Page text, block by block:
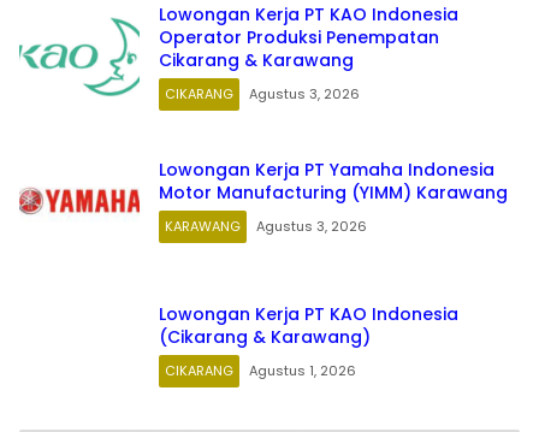
Lowongan Kerja PT KAO Indonesia
Operator Produksi Penempatan
Cikarang & Karawang
CIKARANG Agustus 3, 2026
Lowongan Kerja PT Yamaha Indonesia
Motor Manufacturing (YIMM) Karawang
KARAWANG Agustus 3, 2026
Lowongan Kerja PT KAO Indonesia
(Cikarang & Karawang)
CIKARANG Agustus 1, 2026